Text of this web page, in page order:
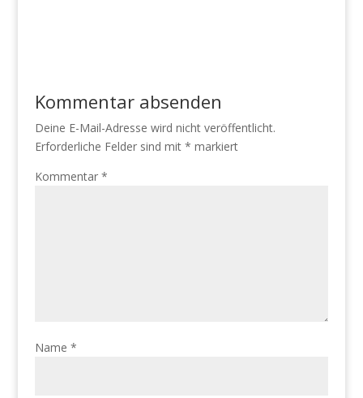
Kommentar absenden
Deine E-Mail-Adresse wird nicht veröffentlicht.
Erforderliche Felder sind mit * markiert
Kommentar *
Name *